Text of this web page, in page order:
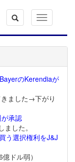
Toggle
navigation
のKerendiaが
きました→下がり
承認
した。
う選択権利をJ&J
ドル弱）